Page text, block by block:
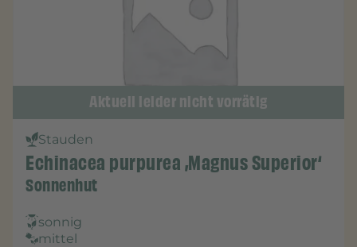
Aktuell leider nicht vorrätig
Stauden
Echinacea purpurea ‚Magnus Superior‘
Sonnenhut
sonnig
mittel